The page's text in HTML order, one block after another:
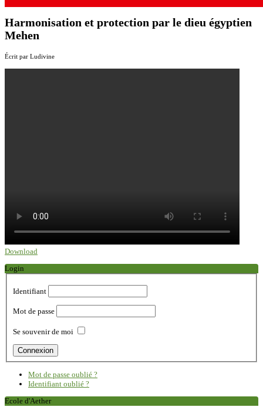
Harmonisation et protection par le dieu égyptien
Mehen
Écrit par Ludivine
Download
Login
Identifiant
Mot de passe
Se souvenir de moi
Mot de passe oublié ?
Identifiant oublié ?
Ecole d'Aether